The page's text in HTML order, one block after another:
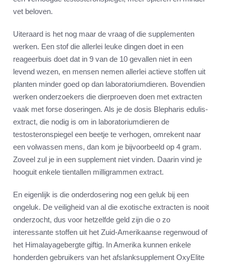
vet beloven.
Uiteraard is het nog maar de vraag of die supplementen
werken. Een stof die allerlei leuke dingen doet in een
reageerbuis doet dat in 9 van de 10 gevallen niet in een
levend wezen, en mensen nemen allerlei actieve stoffen uit
planten minder goed op dan laboratoriumdieren. Bovendien
werken onderzoekers die dierproeven doen met extracten
vaak met forse doseringen. Als je de dosis Blepharis edulis-
extract, die nodig is om in laboratoriumdieren de
testosteronspiegel een beetje te verhogen, omrekent naar
een volwassen mens, dan kom je bijvoorbeeld op 4 gram.
Zoveel zul je in een supplement niet vinden. Daarin vind je
hooguit enkele tientallen milligrammen extract.
En eigenlijk is die onderdosering nog een geluk bij een
ongeluk. De veiligheid van al die exotische extracten is nooit
onderzocht, dus voor hetzelfde geld zijn die o zo
interessante stoffen uit het Zuid-Amerikaanse regenwoud of
het Himalayagebergte giftig. In Amerika kunnen enkele
honderden gebruikers van het afslanksupplement OxyElite